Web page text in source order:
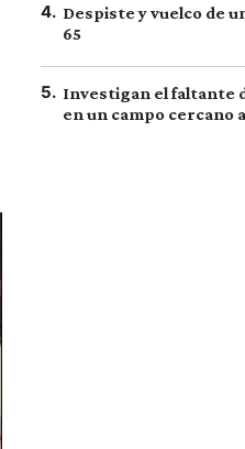
4. Despiste y vuelco de
65
5. Investigan el faltante
en un campo cercano